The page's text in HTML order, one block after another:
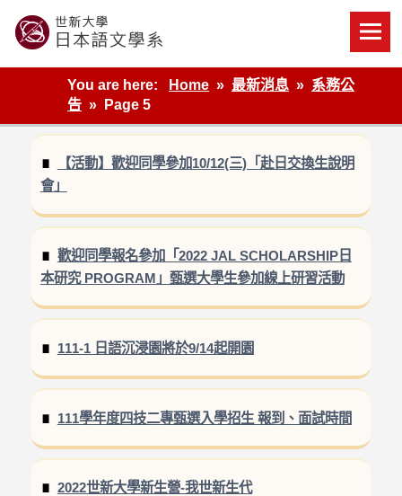
content
世新大學教學單位的網站
You are here:
Home 最新消息
系務公
告
Page 5
【活動】歡迎同學參加10/12(三)「赴日交換生說明
會」
歡迎同學報名參加「2022 JAL SCHOLARSHIP日
本研究 PROGRAM」甄選大學生參加線上研習活動
111-1 日語沉浸園將於9/14起開園
111學年度四技二專甄選入學招生 報到、面試時間
2022世新大學新生營-我世新生代